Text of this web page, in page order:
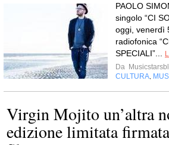
PAOLO
singolo “CI
oggi, venerdì
radiofonica
SPECIALI”...
Da
CULTURA
Virgin Mojito un’altra
edizione limitata